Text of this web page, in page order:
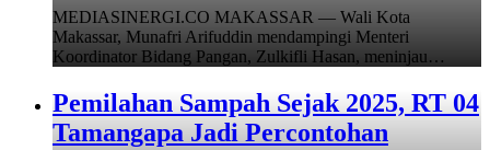
MEDIASINERGI.CO MAKASSAR — Wali Kota
Makassar, Munafri Arifuddin mendampingi Menteri
Koordinator Bidang Pangan, Zulkifli Hasan, meninjau…
Pemilahan Sampah Sejak 2025, RT 04
Tamangapa Jadi Percontohan